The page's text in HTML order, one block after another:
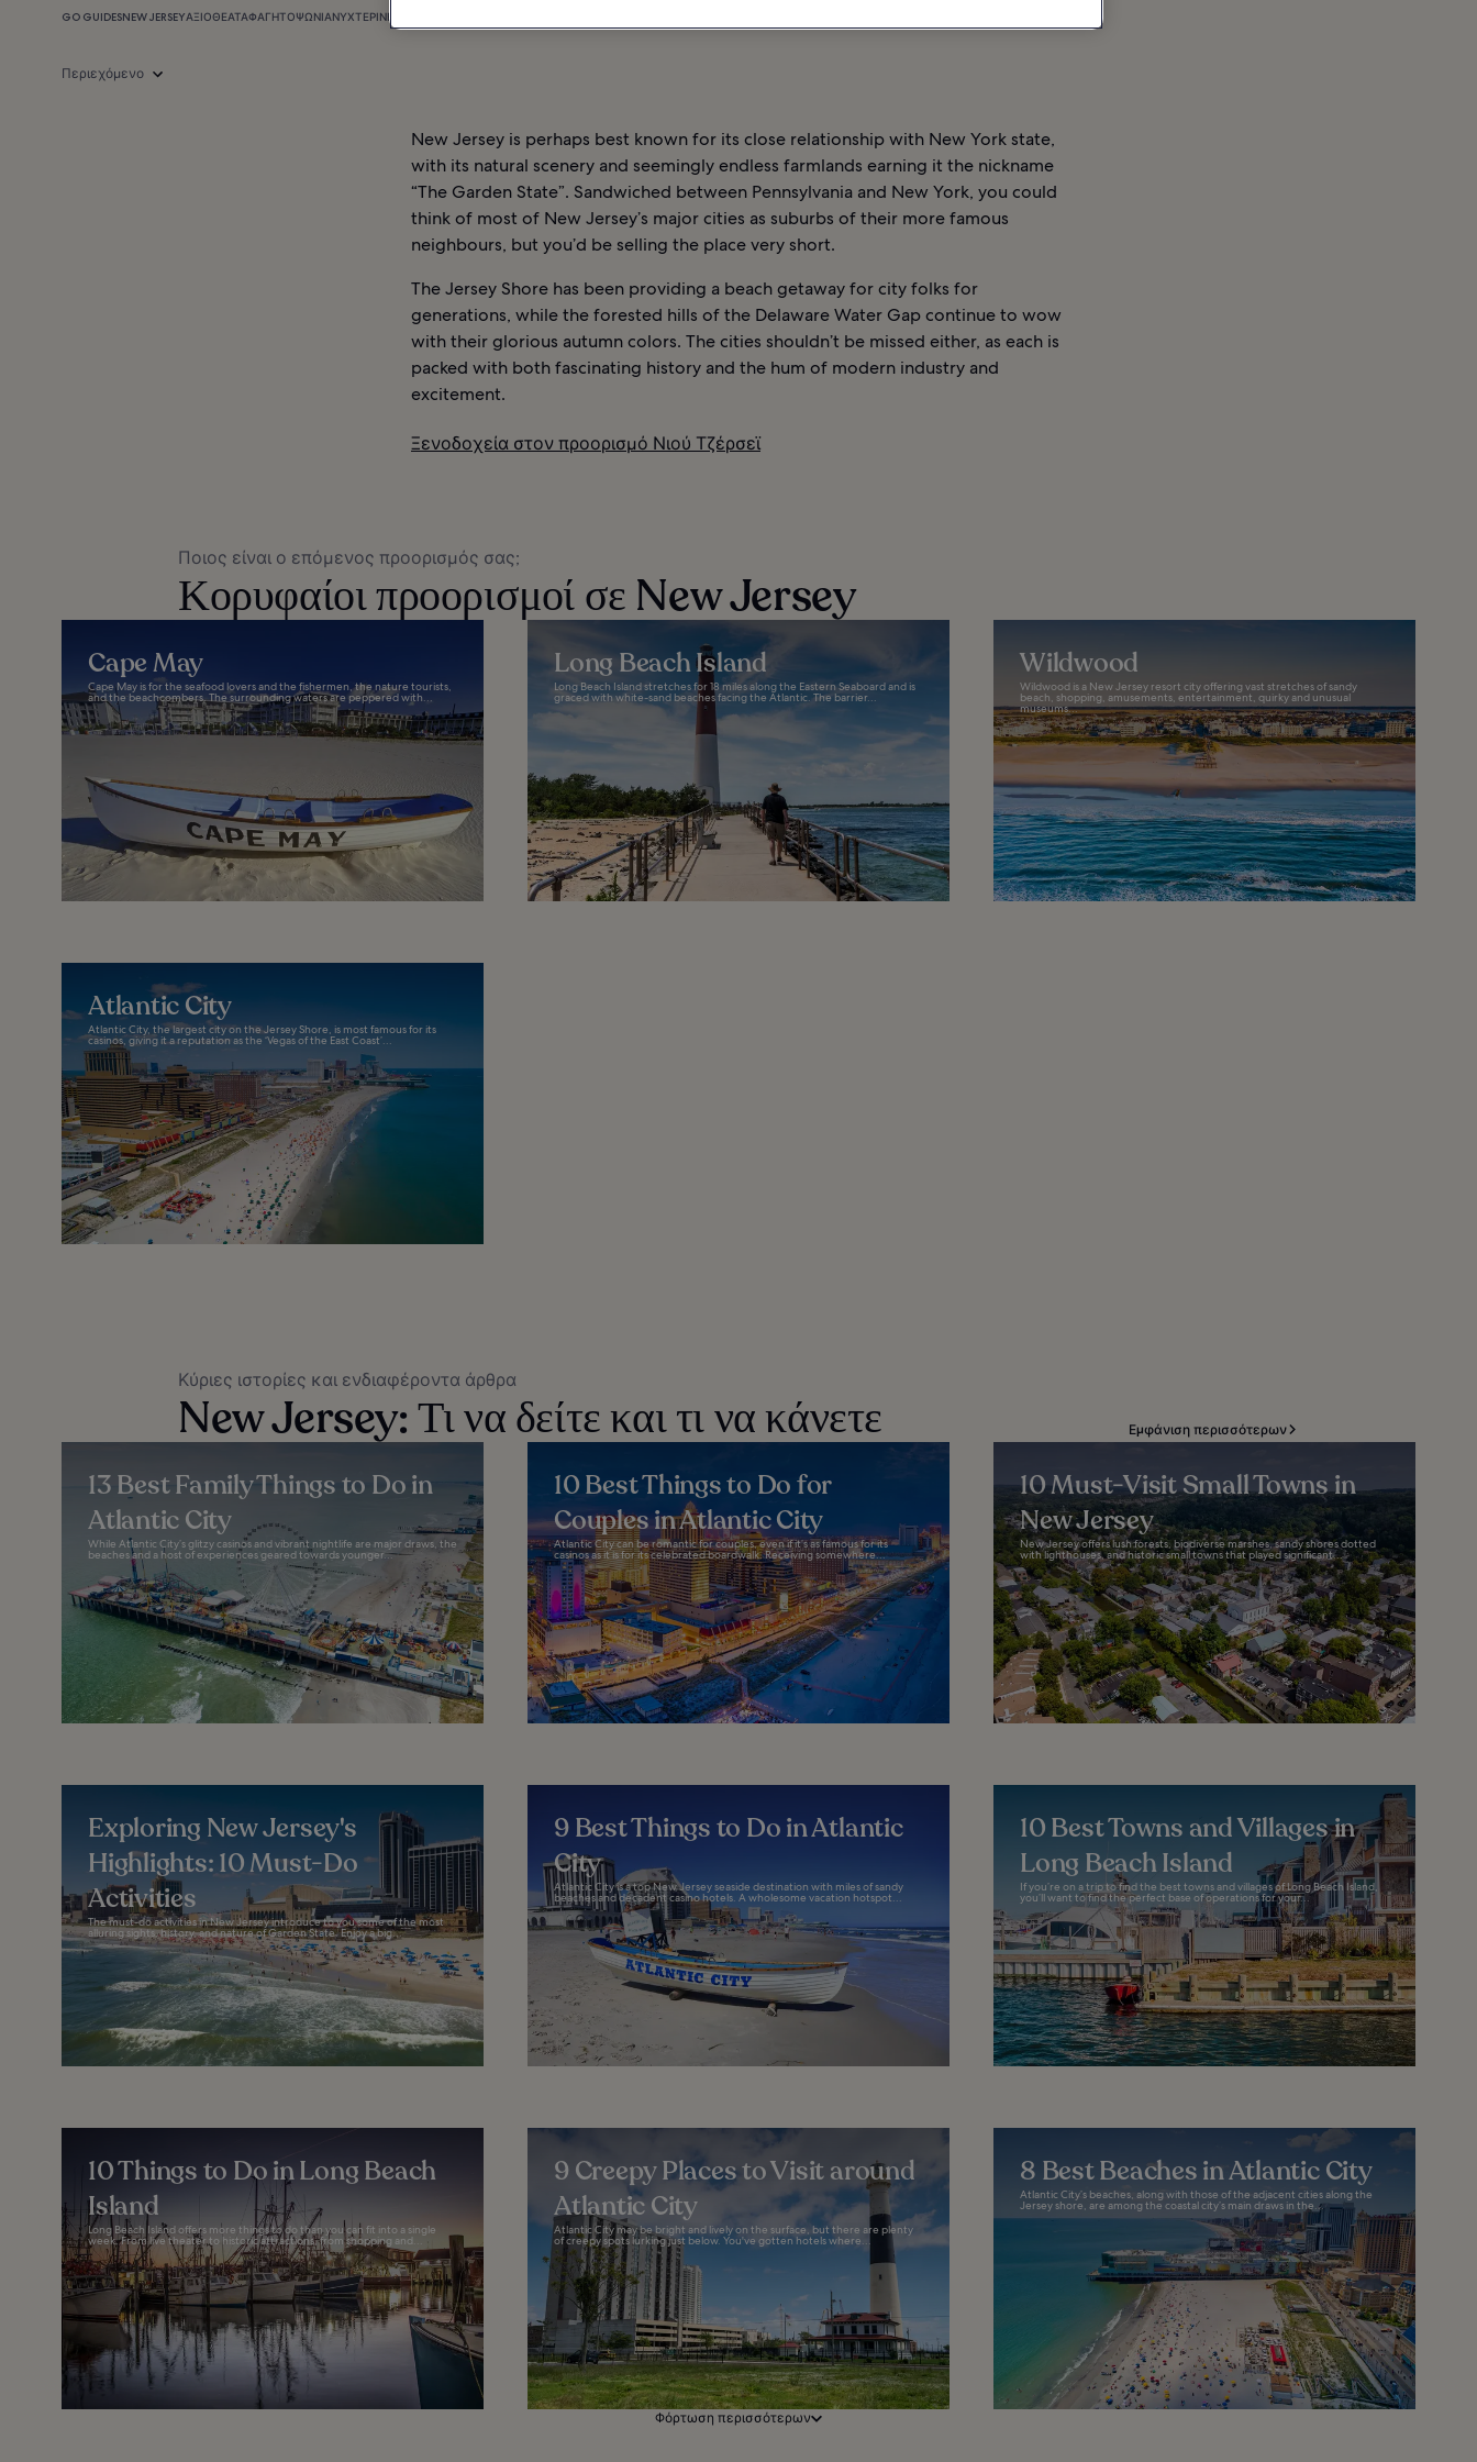
GO GUIDESNEW JERSEYΑΞΙΟΘΈΑΤΑΦΑΓΗΤΌΨΏΝΙΑΝΥΧΤΕΡΙΝΉ ΖΩΉ
Περιεχόμενο
New Jersey is perhaps best known for its close relationship with New York state,
with its natural scenery and seemingly endless farmlands earning it the nickname
“The Garden State”. Sandwiched between Pennsylvania and New York, you could
think of most of New Jersey’s major cities as suburbs of their more famous
neighbours, but you’d be selling the place very short.
The Jersey Shore has been providing a beach getaway for city folks for
generations, while the forested hills of the Delaware Water Gap continue to wow
with their glorious autumn colors. The cities shouldn’t be missed either, as each is
packed with both fascinating history and the hum of modern industry and
excitement.
Ξενοδοχεία στον προορισμό Νιού Τζέρσεϊ
Ποιος είναι ο επόμενος προορισμός σας;
Κορυφαίοι προορισμοί σε New Jersey
Cape May
Cape May is for the seafood lovers and the fishermen, the nature tourists,
and the beachcombers. The surrounding waters are peppered with...
Long Beach Island
Long Beach Island stretches for 18 miles along the Eastern Seaboard and is
graced with white-sand beaches facing the Atlantic. The barrier...
Wildwood
Wildwood is a New Jersey resort city offering vast stretches of sandy
beach, shopping, amusements, entertainment, quirky and unusual
museums...
Atlantic City
Atlantic City, the largest city on the Jersey Shore, is most famous for its
casinos, giving it a reputation as the ‘Vegas of the East Coast’...
Κύριες ιστορίες και ενδιαφέροντα άρθρα
New Jersey: Τι να δείτε και τι να κάνετε Εμφάνιση περισσότερων
13 Best Family Things to Do in
Atlantic City
While Atlantic City’s glitzy casinos and vibrant nightlife are major draws, the
beaches and a host of experiences geared towards younger...
10 Best Things to Do for
Couples in Atlantic City
Atlantic City can be romantic for couples, even if it’s as famous for its
casinos as it is for its celebrated boardwalk. Receiving somewhere...
10 Must-Visit Small Towns in
New Jersey
New Jersey offers lush forests, biodiverse marshes, sandy shores dotted
with lighthouses, and historic small towns that played significant...
Exploring New Jersey's
Highlights: 10 Must-Do
Activities
The must-do activities in New Jersey introduce to you some of the most
alluring sights, history, and nature of Garden State. Enjoy a big...
9 Best Things to Do in Atlantic
City
Atlantic City is a top New Jersey seaside destination with miles of sandy
beaches and decadent casino hotels. A wholesome vacation hotspot...
10 Best Towns and Villages in
Long Beach Island
If you’re on a trip to find the best towns and villages of Long Beach Island,
you’ll want to find the perfect base of operations for your...
10 Things to Do in Long Beach
Island
Long Beach Island offers more things to do than you can fit into a single
week. From live theater to historic attractions, from shopping and...
9 Creepy Places to Visit around
Atlantic City
Atlantic City may be bright and lively on the surface, but there are plenty
of creepy spots lurking just below. You've gotten hotels where...
8 Best Beaches in Atlantic City
Atlantic City’s beaches, along with those of the adjacent cities along the
Jersey shore, are among the coastal city’s main draws in the...
Φόρτωση περισσότερων